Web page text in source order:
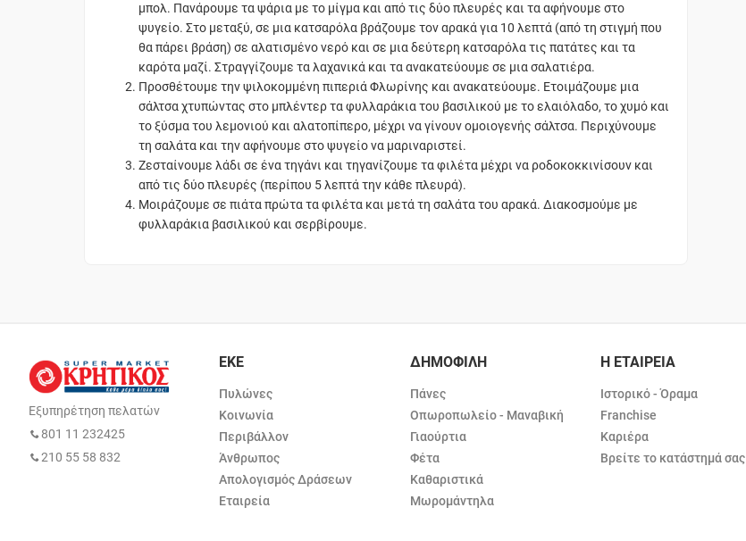
μπολ. Πανάρουμε τα ψάρια με το μίγμα και από τις δύο πλευρές και τα αφήνουμε στο
ψυγείο. Στο μεταξύ, σε μια κατσαρόλα βράζουμε τον αρακά για 10 λεπτά (από τη στιγμή που
θα πάρει βράση) σε αλατισμένο νερό και σε μια δεύτερη κατσαρόλα τις πατάτες και τα
καρότα μαζί. Στραγγίζουμε τα λαχανικά και τα ανακατεύουμε σε μια σαλατιέρα.
Προσθέτουμε την ψιλοκομμένη πιπεριά Φλωρίνης και ανακατεύουμε. Ετοιμάζουμε μια
σάλτσα χτυπώντας στο μπλέντερ τα φυλλαράκια του βασιλικού με το ελαιόλαδο, το χυμό και
το ξύσμα του λεμονιού και αλατοπίπερο, μέχρι να γίνουν ομοιογενής σάλτσα. Περιχύνουμε
τη σαλάτα και την αφήνουμε στο ψυγείο να μαριναριστεί.
Ζεσταίνουμε λάδι σε ένα τηγάνι και τηγανίζουμε τα φιλέτα μέχρι να ροδοκοκκινίσουν και
από τις δύο πλευρές (περίπου 5 λεπτά την κάθε πλευρά).
Μοιράζουμε σε πιάτα πρώτα τα φιλέτα και μετά τη σαλάτα του αρακά. Διακοσμούμε με
φυλλαράκια βασιλικού και σερβίρουμε.
Εξυπηρέτηση πελατών
801 11 232425
210 55 58 832
ΕΚΕ
Πυλώνες
Κοινωνία
Περιβάλλον
Άνθρωπος
Απολογισμός Δράσεων
Εταιρεία
ΔΗΜΟΦΙΛΗ
Πάνες
Οπωροπωλείο - Μαναβική
Γιαούρτια
Φέτα
Καθαριστικά
Μωρομάντηλα
Η ΕΤΑΙΡΕΙΑ
Ιστορικό - Όραμα
Franchise
Καριέρα
Βρείτε το κατάστημά σας